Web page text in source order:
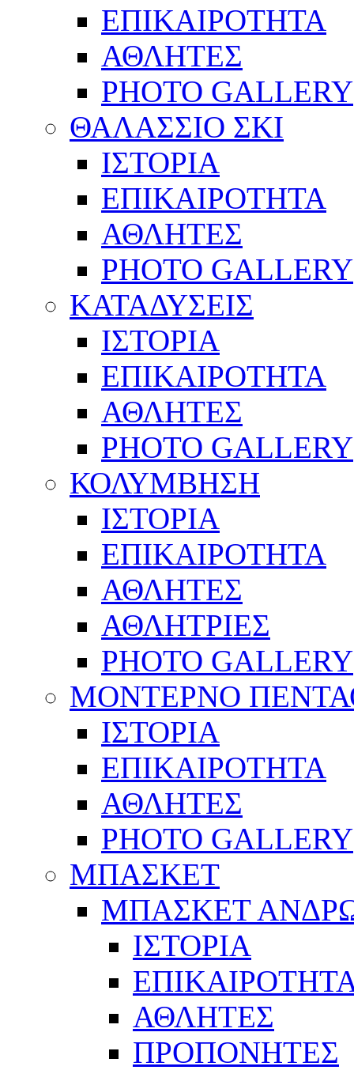
ΕΠΙΚΑΙΡΟΤΗΤΑ
ΑΘΛΗΤΕΣ
PHOTO GALLERY
ΘΑΛΑΣΣΙΟ ΣΚΙ
ΙΣΤΟΡΙΑ
ΕΠΙΚΑΙΡΟΤΗΤΑ
ΑΘΛΗΤΕΣ
PHOTO GALLERY
ΚΑΤΑΔΥΣΕΙΣ
ΙΣΤΟΡΙΑ
ΕΠΙΚΑΙΡΟΤΗΤΑ
ΑΘΛΗΤΕΣ
PHOTO GALLERY
ΚΟΛΥΜΒΗΣΗ
ΙΣΤΟΡΙΑ
ΕΠΙΚΑΙΡΟΤΗΤΑ
ΑΘΛΗΤΕΣ
ΑΘΛΗΤΡΙΕΣ
PHOTO GALLERY
ΜΟΝΤΕΡΝΟ
ΙΣΤΟΡΙΑ
ΕΠΙΚΑΙΡΟΤΗΤΑ
ΑΘΛΗΤΕΣ
PHOTO GALLERY
ΜΠΑΣΚΕΤ
ΜΠΑΣΚΕΤ
ΙΣΤΟΡΙΑ
ΑΘΛΗΤΕΣ
ΠΡΟΠΟΝΗΤΕΣ